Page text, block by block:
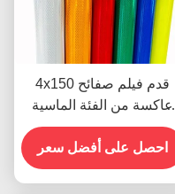
4x150 قدم فيلم صفائح
عاكسة من الفئة الماسية
الدقيقة بيضاء صفراء عالية
الرؤية للعلامات المرورية
ODM
احصل على أفضل سعر